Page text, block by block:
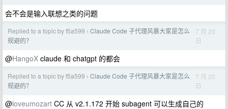
会不会是输入联想之类的问题
Replied to a topic by f5a599 › Claude Code 子代理风暴大家是怎么
规避的？
7 月 20
日
@HangoX claude 和 chatgpt 的都会
Replied to a topic by f5a599 › Claude Code 子代理风暴大家是怎么
规避的？
7 月 20
日
@loveumozart CC 从 v2.1.172 开始 subagent 可以生成自己的